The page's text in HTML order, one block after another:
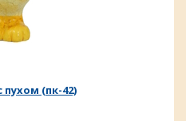
(пк-42)